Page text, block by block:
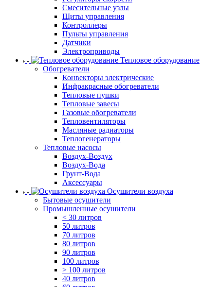
Смесительные узлы
Щиты управления
Контроллеры
Пульты управления
Датчики
Электроприводы
Тепловое оборудование
Обогреватели
Конвекторы электрические
Инфракрасные обогреватели
Тепловые пушки
Тепловые завесы
Газовые обогреватели
Тепловентиляторы
Масляные радиаторы
Теплогенераторы
Тепловые насосы
Воздух-Воздух
Воздух-Вода
Грунт-Вода
Аксессуары
Осушители воздуха
Бытовые осушители
Промышленные осушители
< 30 литров
50 литров
70 литров
80 литров
90 литров
100 литров
> 100 литров
40 литров